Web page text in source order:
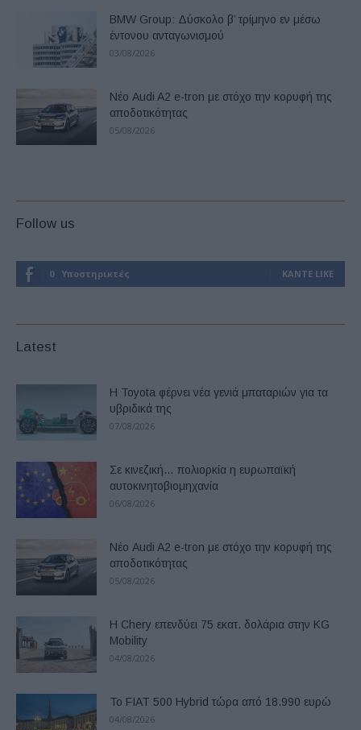
BMW Group: Δύσκολο β’ τρίμηνο εν μέσω
έντονου ανταγωνισμού
03/08/2026
Νέο Audi A2 e-tron με στόχο την κορυφή της
αποδοτικότητας
05/08/2026
Follow us
0 Υποστηρικτές ΚΆΝΤΕ LIKE
Latest
Η Toyota φέρνει νέα γενιά μπαταριών για τα
υβριδικά της
07/08/2026
Σε κινεζική… πολιορκία η ευρωπαϊκή
αυτοκινητοβιομηχανία
06/08/2026
Νέο Audi A2 e-tron με στόχο την κορυφή της
αποδοτικότητας
05/08/2026
Η Chery επενδύει 75 εκατ. δολάρια στην KG
Mobility
04/08/2026
Το FIAT 500 Hybrid τώρα από 18.990 ευρώ
04/08/2026